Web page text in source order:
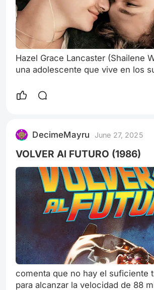
Hazel Grace Lancaster (Shailene
una adolescente que vive en los
terminal que ha hecho metástasis
un grupo de apoyo semanal con
cáncer para ayudarla a hacer
personas que están pasando por
DecimeMayru June 27, 2025
VOLVER Al FUTURO (1986)
comenta que no hay el suficiente
para alcanzar la velocidad de 88